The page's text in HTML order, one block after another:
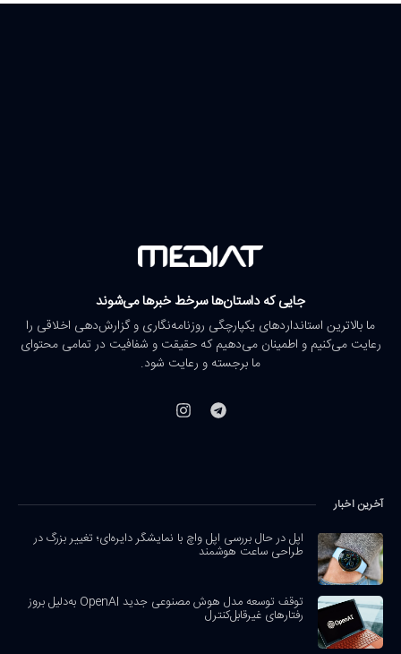
جایی که داستان‌ها سرخط خبرها می‌شوند
ما بالاترین استانداردهای یکپارچگی روزنامه‌نگاری و گزارش‌دهی اخلاقی را
رعایت می‌کنیم و اطمینان می‌دهیم که حقیقت و شفافیت در تمامی محتوای
ما برجسته و رعایت شود.
آخرین اخبار
اپل در حال بررسی اپل واچ با نمایشگر دایره‌ای؛ تغییر بزرگ در
طراحی ساعت هوشمند
توقف توسعه مدل هوش مصنوعی جدید OpenAI به‌دلیل بروز
رفتارهای غیرقابل‌کنترل